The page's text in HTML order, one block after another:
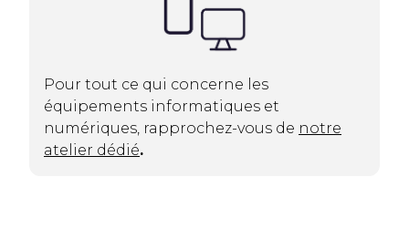
Pour tout ce qui concerne les
équipements informatiques et
numériques, rapprochez-vous de notre
atelier dédié.